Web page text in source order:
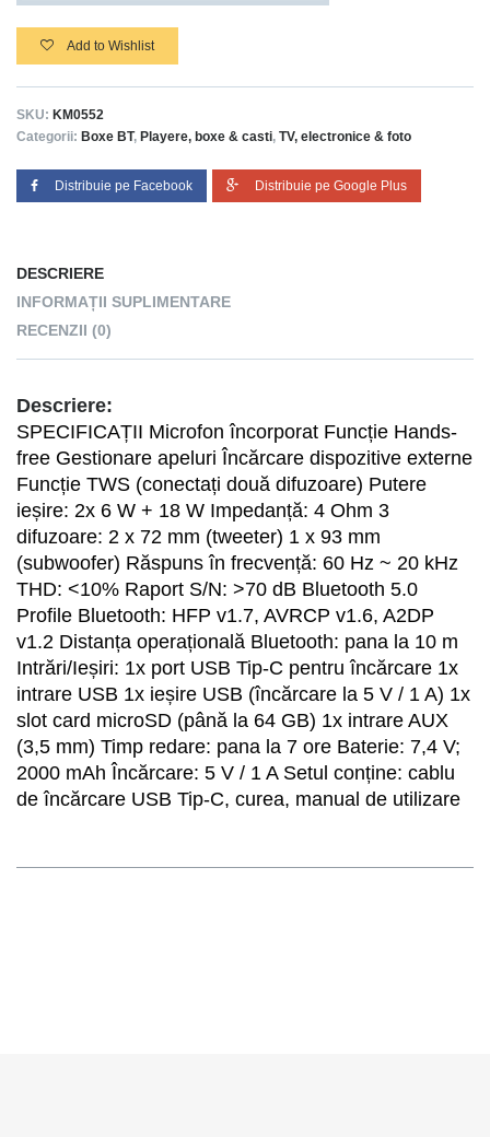
Add to Wishlist
SKU: KM0552
Categorii: Boxe BT, Playere, boxe & casti, TV, electronice & foto
Distribuie pe Facebook Distribuie pe Google Plus
DESCRIERE
INFORMAȚII SUPLIMENTARE
RECENZII (0)
Descriere:
SPECIFICAȚII Microfon încorporat Funcție Hands-
free Gestionare apeluri Încărcare dispozitive externe
Funcție TWS (conectați două difuzoare) Putere
ieșire: 2x 6 W + 18 W Impedanță: 4 Ohm 3
difuzoare: 2 x 72 mm (tweeter) 1 x 93 mm
(subwoofer) Răspuns în frecvență: 60 Hz ~ 20 kHz
THD: <10% Raport S/N: >70 dB Bluetooth 5.0
Profile Bluetooth: HFP v1.7, AVRCP v1.6, A2DP
v1.2 Distanța operațională Bluetooth: pana la 10 m
Intrări/Ieșiri: 1x port USB Tip-C pentru încărcare 1x
intrare USB 1x ieșire USB (încărcare la 5 V / 1 A) 1x
slot card microSD (până la 64 GB) 1x intrare AUX
(3,5 mm) Timp redare: pana la 7 ore Baterie: 7,4 V;
2000 mAh Încărcare: 5 V / 1 A Setul conține: cablu
de încărcare USB Tip-C, curea, manual de utilizare